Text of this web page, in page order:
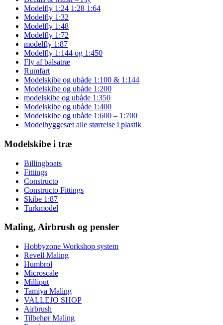
Modelfly 1:24 1:28 1:64
Modelfly 1:32
Modelfly 1:48
Modelfly 1:72
modelfly 1:87
Modelfly 1:144 og 1:450
Fly af balsatræ
Rumfart
Modelskibe og ubåde 1:100 & 1:144
Modelskibe og ubåde 1:200
modelskibe og ubåde 1:350
Modelskibe og ubåde 1:400
Modelskibe og ubåde 1:600 – 1:700
Modelbyggesæt alle størrelse i plastik
Modelskibe i træ
Billingboats
Fittings
Constructo
Constructo Fittings
Skibe 1:87
Turkmodel
Maling, Airbrush og pensler
Hobbyzone Workshop system
Revell Maling
Humbrol
Microscale
Milliput
Tamiya Maling
VALLEJO SHOP
Airbrush
Tilbehør Maling